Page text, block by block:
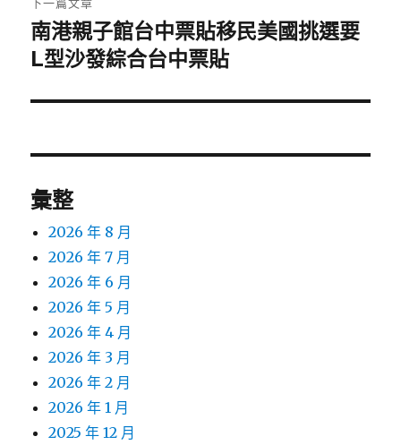
下
一
文
南港親子館台中票貼移民美國挑選要
L型沙發綜合台中票貼
彙整
2026 年 8 月
2026 年 7 月
2026 年 6 月
2026 年 5 月
2026 年 4 月
2026 年 3 月
2026 年 2 月
2026 年 1 月
2025 年 12 月